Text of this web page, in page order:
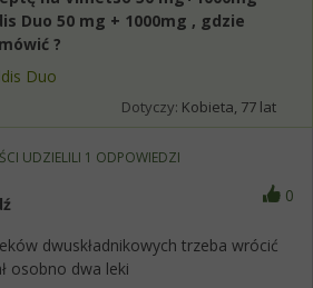
Duo 50 mg + 1000mg , gdzie
?
Duo
Dotyczy: Kobieta, 77 lat
UDZIELILI 1 ODPOWIEDZI
0
dwuskładnikowych trzeba wrócić
osobno dwa leki